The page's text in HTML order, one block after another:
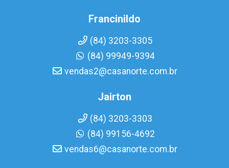
Francinildo
(84) 3203-3305
(84) 99949-9394
vendas2@casanorte.com.br
Jairton
(84) 3203-3303
(84) 99156-4692
vendas6@casanorte.com.br